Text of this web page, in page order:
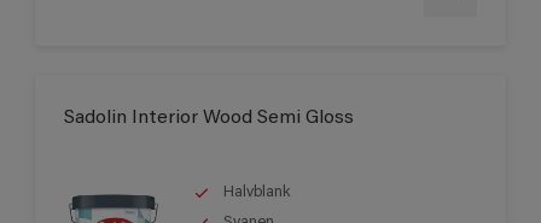
Sadolin Interior Wood Semi Gloss
Halvblank